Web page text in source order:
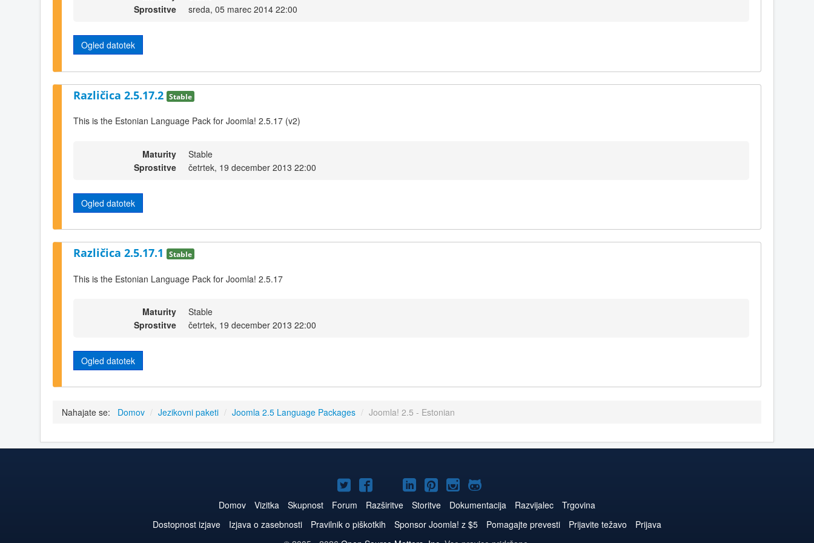
Sprostitve
sreda, 05 marec 2014 22:00
Ogled datotek
Različica 2.5.17.2 Stable
This is the Estonian Language Pack for Joomla! 2.5.17 (v2)
Maturity
Stable
Sprostitve
četrtek, 19 december 2013 22:00
Ogled datotek
Različica 2.5.17.1 Stable
This is the Estonian Language Pack for Joomla! 2.5.17
Maturity
Stable
Sprostitve
četrtek, 19 december 2013 22:00
Ogled datotek
Nahajate se: Domov / Jezikovni paketi / Joomla 2.5 Language Packages / Joomla! 2.5 - Estonian
Joomla!
na
Twitter
Joomla!
na
Facebook
Joomla!
na
YouTube
Joomla!
na
LinkedIn
Joomla!
na
Pinterest
Joomla!
na
Instagram
Joomla!
na
GitHub
Domov Vizitka Skupnost Forum Razširitve Storitve Dokumentacija Razvijalec
Trgovina
Dostopnost izjave
Izjava o zasebnosti Pravilnik o piškotkih Sponsor Joomla! z $5 Pomagajte prevesti Prijavite težavo
Prijava